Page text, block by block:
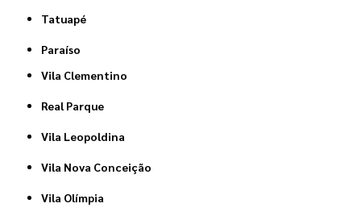
Tatuapé
Paraíso
Vila Clementino
Real Parque
Vila Leopoldina
Vila Nova Conceição
Vila Olímpia